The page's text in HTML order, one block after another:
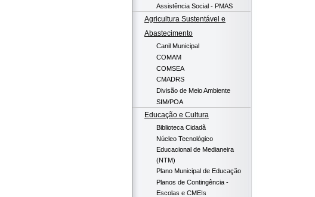
Assistência Social - PMAS
Agricultura Sustentável e
Abastecimento
Canil Municipal
COMAM
COMSEA
CMADRS
Divisão de Meio Ambiente
SIM/POA
Educação e Cultura
Biblioteca Cidadã
Núcleo Tecnológico
Educacional de Medianeira
(NTM)
Plano Municipal de Educação
Planos de Contingência -
Escolas e CMEIs